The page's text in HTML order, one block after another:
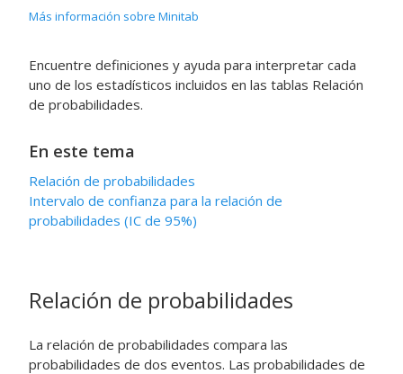
Más información sobre Minitab
Encuentre definiciones y ayuda para interpretar cada
uno de los estadísticos incluidos en las tablas Relación
de probabilidades.
En este tema
Relación de probabilidades
Intervalo de confianza para la relación de
probabilidades (IC de 95%)
Relación de probabilidades
La relación de probabilidades compara las
probabilidades de dos eventos. Las probabilidades de